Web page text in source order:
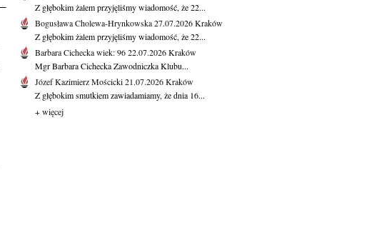
Z głębokim żalem przyjęliśmy wiadomość, że 22...
Bogusława Cholewa-Hrynkowska27.07.2026Kraków
Z głębokim żalem przyjęliśmy wiadomość, że 22...
Barbara Cicheckawiek: 9622.07.2026Kraków
Mgr Barbara Cichecka Zawodniczka Klubu...
Józef Kazimierz Mościcki21.07.2026Kraków
Z głębokim smutkiem zawiadamiamy, że dnia 16...
+ więcej